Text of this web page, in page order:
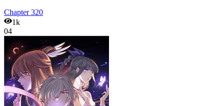
Chapter320
1k
04